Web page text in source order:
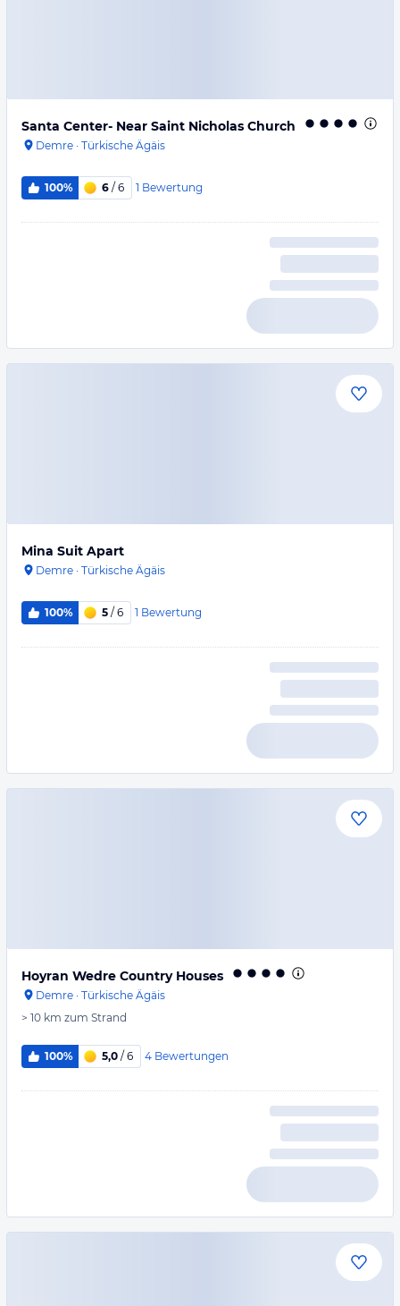
Santa Center- Near Saint Nicholas Church
Demre · Türkische Ägäis
100% 6 / 6 1 Bewertung
Mina Suit Apart
Demre · Türkische Ägäis
100% 5 / 6 1 Bewertung
Hoyran Wedre Country Houses
Demre · Türkische Ägäis
> 10 km zum Strand
100% 5,0 / 6 4 Bewertungen